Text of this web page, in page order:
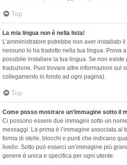
Top
La mia lingua non è nella lista!
L’amministratore potrebbe non aver installato
nessuno lo ha tradotto nella tua lingua. Prova
possibile installare la tua lingua. Se non esiste
traduzione. Puoi trovare altre informazioni sul
collegamento in fondo ad ogni pagina).
Top
Come posso mostrare un’immagine sotto il
Ci possono essere due immagini sotto un
messaggi. La prima è l’immagine associata al
forma di stelle, blocchi o punti che indicano
livello. Sotto può esserci un’immagine più
genere è unica e specifica per ogni utente.